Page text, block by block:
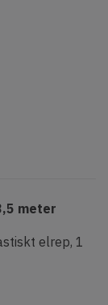
meter
elrep, 1